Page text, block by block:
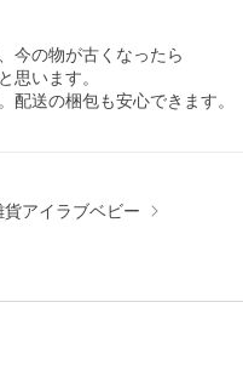
今の物が古くなったら
思います。
配送の梱包も安心できます。
アイラブベビー